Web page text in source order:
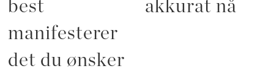
best
manifesterer
det du ønsker
akkurat nå